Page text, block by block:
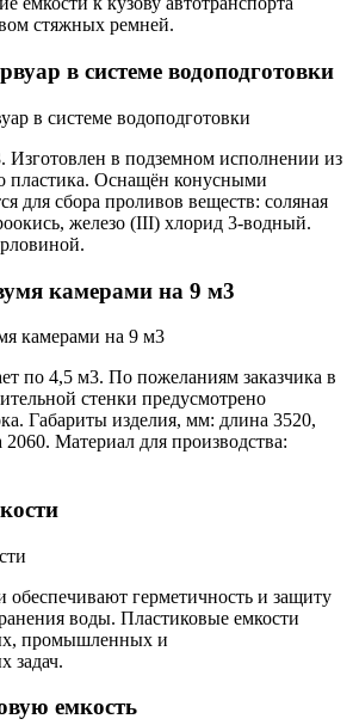
стяжных ремней.
в системе водоподготовки
Изготовлен в подземном исполнении из
пластика. Оснащён конусными
для сбора проливов веществ: соляная
железо (III) хлорид 3-водный.
камерами на 9 м3
по 4,5 м3. По пожеланиям заказчика в
стенки предусмотрено
Габариты изделия, мм: длина 3520,
Материал для производства:
обеспечивают герметичность и защиту
воды. Пластиковые емкости
промышленных и
задач.
емкость